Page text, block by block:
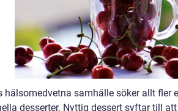
hälsomedvetna samhälle söker allt fler
desserter. Nyttig dessert syftar till